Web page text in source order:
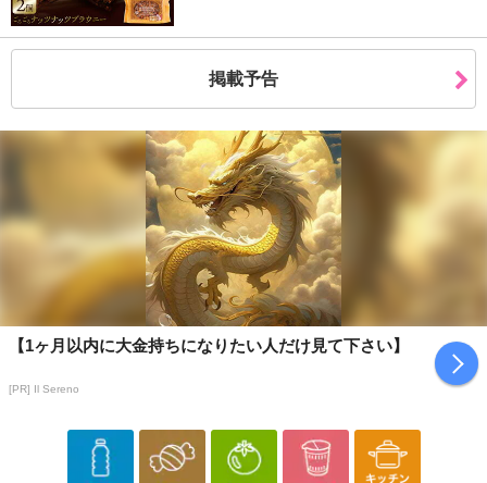
※保証はお申込日より1年間となります。サンプル百貨店より発行
される12桁のお問い合せ番号をお控えください。
商品につきましては商品ページ仕様をご確認の上、お申し込み
をお願い致します。
【賞味・消費期限のある商品について】
商品到着時点でのお日持ち期間は、配送日数などにより異なります
のでご了承ください。
【キャンセルについて】
記載されている内容を必ずご確認いただき、お届けする商品セット
※パッケージ変更や商品リニューアル（成分など含む）等により、
参考の掲載画像や画像内のバーコードなど、お届け商品と多少異な
掲載予告
【1ヶ月以内に大金持ちになりたい人だけ見て下さい】
[PR] Il Sereno